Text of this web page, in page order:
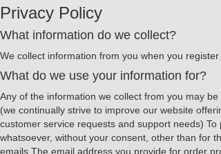
Privacy Policy
What information do we collect?
We collect information from you when you
What do we use your information for?
Any of the information we collect from you may
(we continually strive to improve our website
customer service requests and support needs)
whatsoever, without your consent, other than for
emails The email address you provide for order